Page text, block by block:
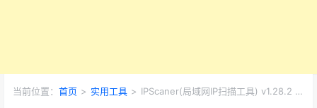
当前位置： 首页 > 实用工具 > IPScaner(局域网IP扫描工具) v1.28.2 中